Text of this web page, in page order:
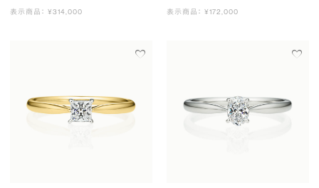
表示商品： ¥314,000 表示商品： ¥172,000